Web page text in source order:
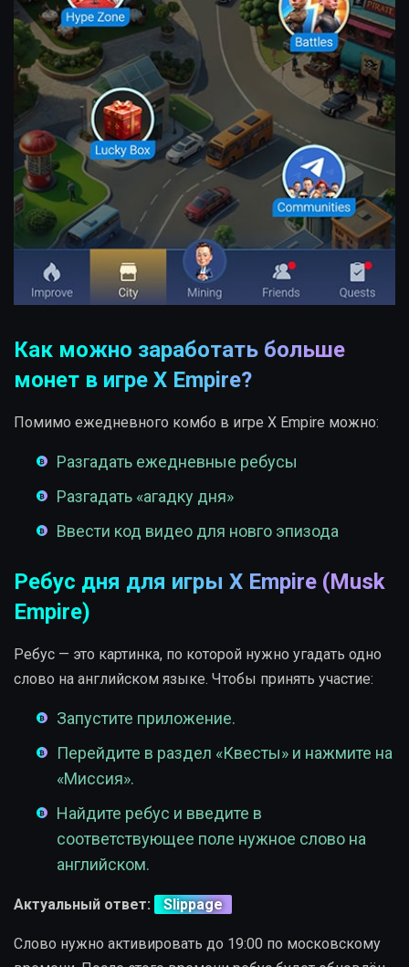
Как можно заработать больше
монет в игре X Empire?
Помимо ежедневного комбо в игре X Empire можно:
Разгадать ежедневные ребусы
Разгадать «агадку дня»
Ввести код видео для новго эпизода
Ребус дня для игры X Empire (Musk
Empire)
Ребус — это картинка, по которой нужно угадать одно
слово на английском языке. Чтобы принять участие:
Запустите приложение.
Перейдите в раздел «Квесты» и нажмите на
«Миссия».
Найдите ребус и введите в
соответствующее поле нужное слово на
английском.
Актуальный ответ: Slippage
Слово нужно активировать до 19:00 по московскому